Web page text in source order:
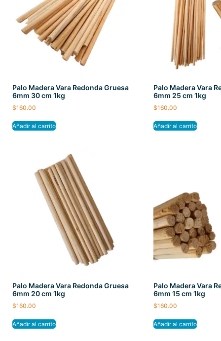
Palo Madera Vara Redonda Gruesa
6mm 30 cm 1kg
$160.00
Añadir al carrito
Palo Madera Vara
6mm 25 cm 1kg
$160.00
Añadir al carrito
Palo Madera Vara Redonda Gruesa
6mm 20 cm 1kg
$160.00
Añadir al carrito
Palo Madera Vara
6mm 15 cm 1kg
$160.00
Añadir al carrito